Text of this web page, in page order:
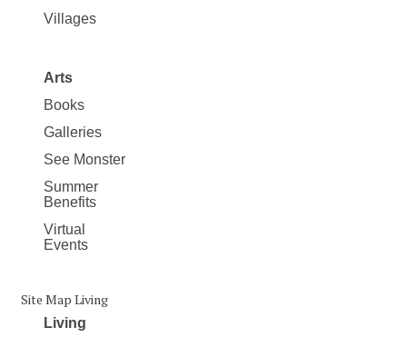
Villages
Arts
Books
Galleries
See Monster
Summer
Benefits
Virtual
Events
Site Map Living
Living